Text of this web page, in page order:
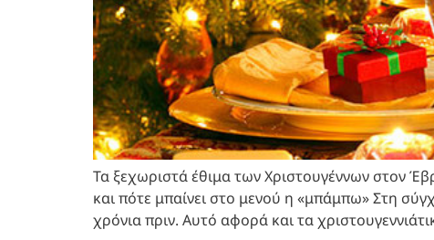
Τα ξεχωριστά έθιμα των Χριστουγέννων στον
και πότε μπαίνει στο μενού η «μπάμπω» Στη
χρόνια πριν. Αυτό αφορά και τα